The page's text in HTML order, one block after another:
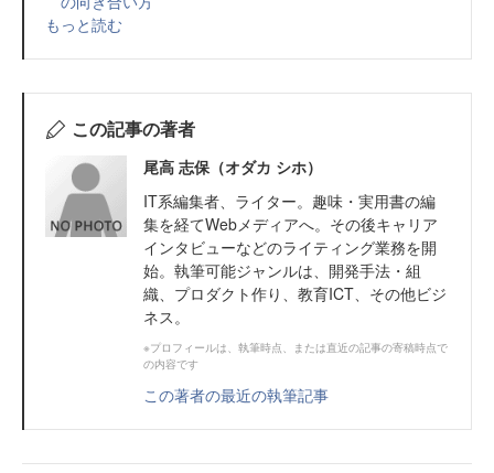
もっと読む
この記事の著者
尾高 志保（オダカ シホ）
IT系編集者、ライター。趣味・実用書の編
集を経てWebメディアへ。その後キャリア
インタビューなどのライティング業務を開
始。執筆可能ジャンルは、開発手法・組
織、プロダクト作り、教育ICT、その他ビジ
ネス。
※プロフィールは、執筆時点、または直近の記事の寄稿時点で
の内容です
この著者の最近の執筆記事